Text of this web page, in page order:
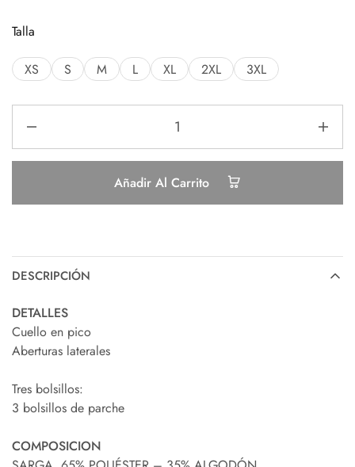
Talla
XS S M L XL 2XL 3XL
Añadir Al Carrito
DESCRIPCIÓN
DETALLES
Cuello en pico
Aberturas laterales
Tres bolsillos:
3 bolsillos de parche
COMPOSICION